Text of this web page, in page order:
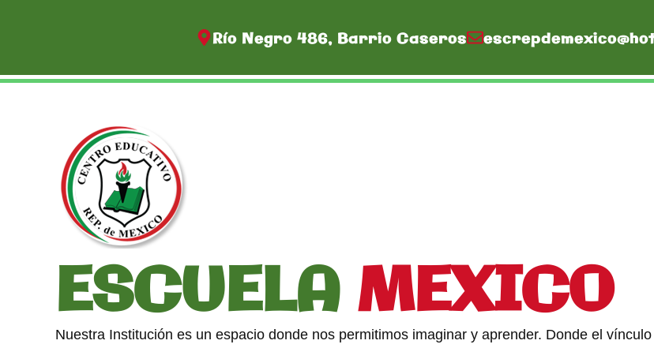
Río Negro 486, Barrio Caseros
ESCUELA MEXICO
Nuestra Institución es un espacio donde nos permitimos imaginar y aprender. Donde el vínculo